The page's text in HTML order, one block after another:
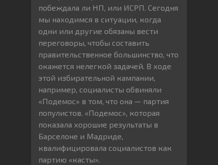
побеждала ли НП, или ИСРП. Сегодня
мы находимся в ситуации, когда
одни или другие обязаны вести
переговоры, чтобы составить
правительственное большинство, что
окажется нелегкой задачей. В ходе
этой избирательной кампании,
например, социалисты обвиняли
«Подемос» в том, что она — партия
популистов. «Подемос», которая
показала хорошие результаты в
Барселоне и Мадриде,
квалифицировала социалистов как
партию «касты».